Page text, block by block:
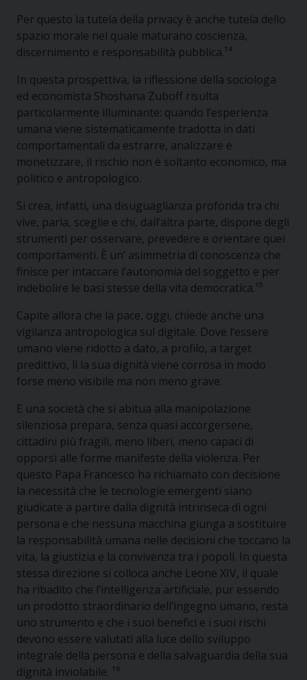
Per questo la tutela della privacy è anche tutela dello
spazio morale nel quale maturano coscienza,
discernimento e responsabilità pubblica.¹⁴
In questa prospettiva, la riflessione della sociologa
ed economista Shoshana Zuboff risulta
particolarmente illuminante: quando l’esperienza
umana viene sistematicamente tradotta in dati
comportamentali da estrarre, analizzare e
monetizzare, il rischio non è soltanto economico, ma
politico e antropologico.
Si crea, infatti, una disuguaglianza profonda tra chi
vive, parla, sceglie e chi, dall’altra parte, dispone degli
strumenti per osservare, prevedere e orientare quei
comportamenti. È un’ asimmetria di conoscenza che
finisce per intaccare l’autonomia del soggetto e per
indebolire le basi stesse della vita democratica.¹⁵
Capite allora che la pace, oggi, chiede anche una
vigilanza antropologica sul digitale. Dove l’essere
umano viene ridotto a dato, a profilo, a target
predittivo, lì la sua dignità viene corrosa in modo
forse meno visibile ma non meno grave.
E una società che si abitua alla manipolazione
silenziosa prepara, senza quasi accorgersene,
cittadini più fragili, meno liberi, meno capaci di
opporsi alle forme manifeste della violenza. Per
questo Papa Francesco ha richiamato con decisione
la necessità che le tecnologie emergenti siano
giudicate a partire dalla dignità intrinseca di ogni
persona e che nessuna macchina giunga a sostituire
la responsabilità umana nelle decisioni che toccano la
vita, la giustizia e la convivenza tra i popoli. In questa
stessa direzione si colloca anche Leone XIV, il quale
ha ribadito che l’intelligenza artificiale, pur essendo
un prodotto straordinario dell’ingegno umano, resta
uno strumento e che i suoi benefici e i suoi rischi
devono essere valutati alla luce dello sviluppo
integrale della persona e della salvaguardia della sua
dignità inviolabile. ¹⁶